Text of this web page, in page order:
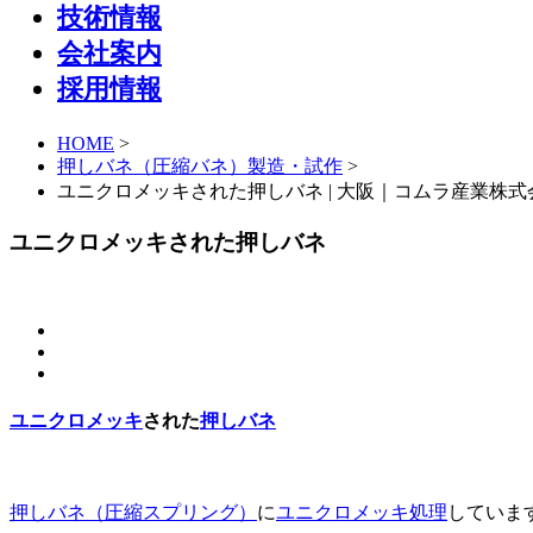
技術情報
会社案内
採用情報
HOME >
押しバネ（圧縮バネ）製造・試作 >
ユニクロメッキされた押しバネ | 大阪｜コムラ産業株式
ユニクロメッキされた押しバネ
ユニクロメッキされた押しバネ
押しバネ（圧縮スプリング） にユニクロメッキ処理 していま